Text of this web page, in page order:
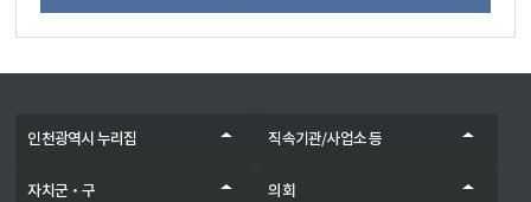
인천광역시 누리집 직속기관/사업소 등
자치군‧구 의회